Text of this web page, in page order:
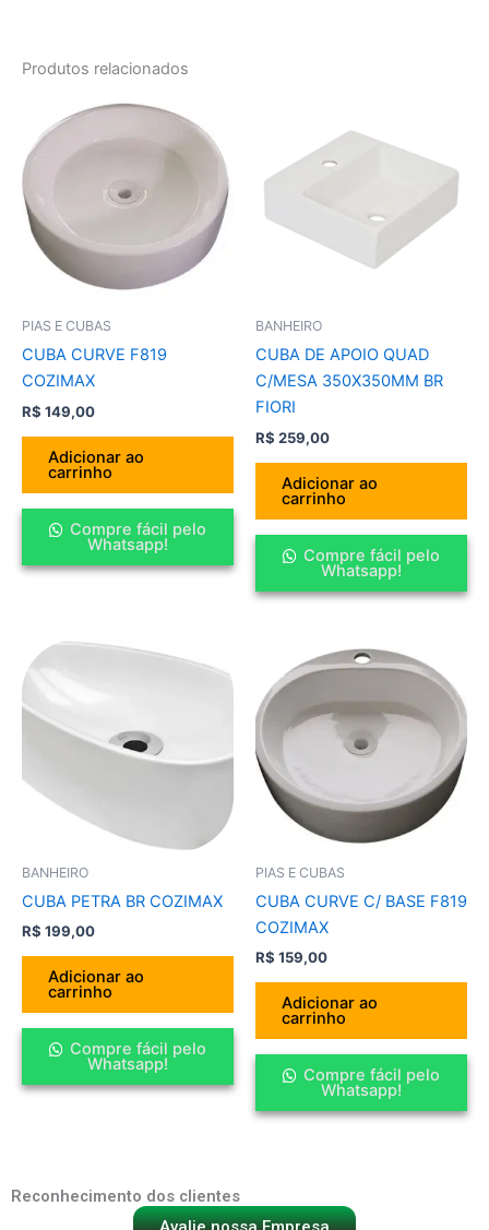
Produtos relacionados
PIAS E CUBAS
CUBA CURVE F819
COZIMAX
R$ 149,00
Adicionar ao
carrinho
Compre fácil pelo
Whatsapp!
BANHEIRO
CUBA DE APOIO QUAD
C/MESA 350X350MM BR
FIORI
R$ 259,00
Adicionar ao
carrinho
Compre fácil pelo
Whatsapp!
BANHEIRO
CUBA PETRA BR COZIMAX
R$ 199,00
Adicionar ao
carrinho
Compre fácil pelo
Whatsapp!
PIAS E CUBAS
CUBA CURVE C/ BASE F819
COZIMAX
R$ 159,00
Adicionar ao
carrinho
Compre fácil pelo
Whatsapp!
Reconhecimento dos clientes